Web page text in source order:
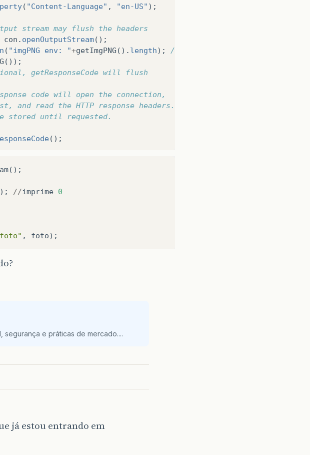
( "Content-Language" , "en-US" );
stream may flush the headers
con . openOutputStream();
( "imgPNG env: "+getImgPNG (). length);
//imprime >0
());
getResponseCode will flush
code will open the connection,
and read the HTTP response headers.
stored until requested.
();
ex
{
();
); //imprime 0
foto" , foto);
segurança e práticas de mercado....
já estou entrando em